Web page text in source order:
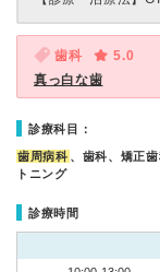
歯科
5.0
真っ白な歯
診療科目：
歯周病科 、歯科、矯正
トニング
診療時間